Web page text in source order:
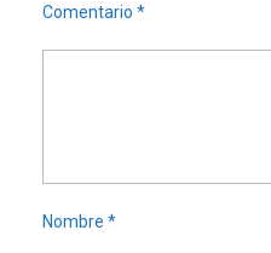
Comentario *
Nombre *